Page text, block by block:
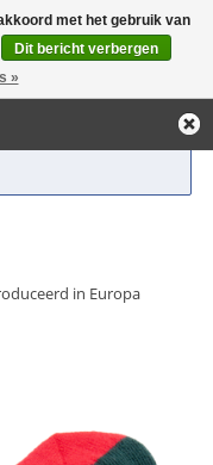
in Europa
met het gebruik van
Dit bericht verbergen
»
winkel is in aanbouw.
worden gehonoreerd of